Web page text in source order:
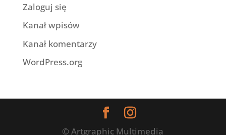
Zaloguj się
Kanał wpisów
Kanał komentarzy
WordPress.org
© Artgraphic Multimedia